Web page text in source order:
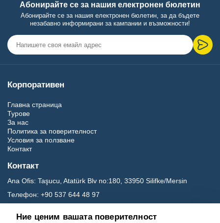
Абонирайте се за нашия електронен бюлетин
Абонирайте се за нашия електронен бюлетин, за да бъдете
незабавно информирани за кампании и възможности!
Корпоративен
Главна страница
Турове
За нас
Политика за поверителност
Условия за ползване
Контакт
Контакт
Ana Ofis: Taşucu, Atatürk Blv no:180, 33950 Silifke/Mersin
Телефон: +90 537 644 48 97
Ние ценим вашата поверителност